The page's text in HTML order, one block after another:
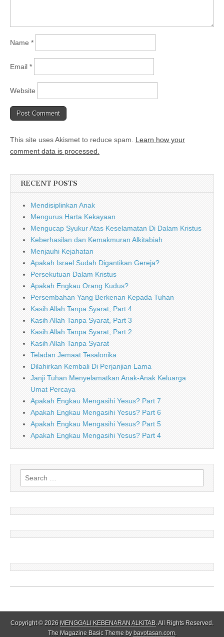
Name *
Email *
Website
This site uses Akismet to reduce spam. Learn how your
comment data is processed.
RECENT POSTS
Mendisiplinkan Anak
Mengurus Harta Kekayaan
Mengucap Syukur Atas Keselamatan Di Dalam Kristus
Keberhasilan dan Kemakmuran Alkitabiah
Menjauhi Kejahatan
Apakah Israel Sudah Digantikan Gereja?
Persekutuan Dalam Kristus
Apakah Engkau Orang Kudus?
Persembahan Yang Berkenan Kepada Tuhan
Kasih Allah Tanpa Syarat, Part 4
Kasih Allah Tanpa Syarat, Part 3
Kasih Allah Tanpa Syarat, Part 2
Kasih Allah Tanpa Syarat
Teladan Jemaat Tesalonika
Dilahirkan Kembali Di Perjanjian Lama
Janji Tuhan Menyelamatkan Anak-Anak Keluarga
Umat Percaya
Apakah Engkau Mengasihi Yesus? Part 7
Apakah Engkau Mengasihi Yesus? Part 6
Apakah Engkau Mengasihi Yesus? Part 5
Apakah Engkau Mengasihi Yesus? Part 4
Search
for:
Copyright © 2026 MENGGALI KEBENARAN ALKITAB. All Rights Reserved.
The Magazine Basic Theme bybavotasan.com.